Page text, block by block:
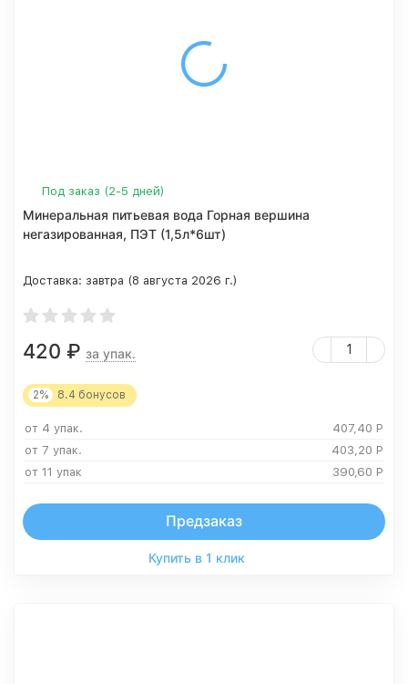
Под заказ (2-5 дней)
Минеральная питьевая вода Горная вершина
негазированная, ПЭТ (1,5л*6шт)
Доставка: завтра (8 августа 2026 г.)
420 ₽ за упак.
2% 8.4 бонусов
от 4 упак. 407,40 Р
от 7 упак.
403,20 Р
от 11 упак
390,60 Р
Предзаказ
Купить в 1 клик